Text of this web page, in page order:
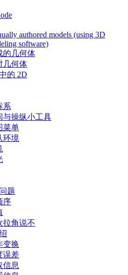
authored models (using 3D
software)
的几何体
几何体
的 2D
系
与操纵小工具
菜单
环境
题
序
拉角说不
变换
误差
信息